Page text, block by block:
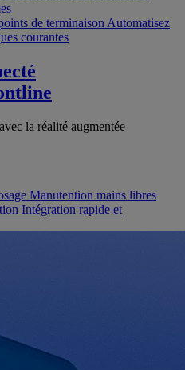
de terminaison Automatisez
courantes
la réalité augmentée
Manutention mains libres
Intégration rapide et